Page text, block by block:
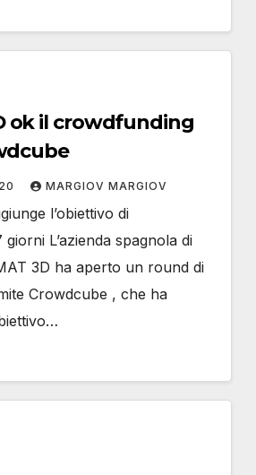
ok il crowdfunding
MARGIOV MARGIOV
l’obiettivo di
L’azienda spagnola di
3D ha aperto un round di
Crowdcube , che ha